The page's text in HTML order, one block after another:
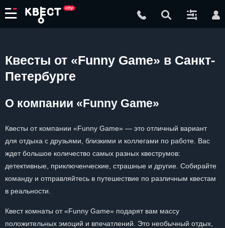
Квесты от «Funny Game» в Санкт-
Петербурге
О компании «Funny Game»
Квесты от компании «Funny Game» — это отличный вариант
для отдыха с друзьями, близкими и коллегами по работе. Вас
ждет большое количество самых разных квеструмов:
детективные, приключенческие, страшные и другие. Собирайте
команду и отправляйтесь в путешествие по различным квестам
в реальности.
Квест комнаты от «Funny Game» подарят вам массу
положительных эмоций и впечатлений. Это необычный отдых,